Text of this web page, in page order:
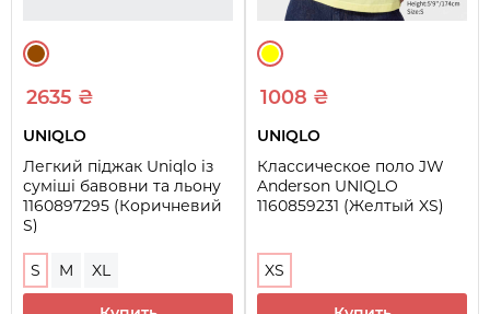
2635 ₴
UNIQLO
Легкий піджак Uniqlo із
суміші бавовни та льону
1160897295 (Коричневий
S)
S M XL
1008 ₴
UNIQLO
Классическое поло JW
Anderson UNIQLO
1160859231 (Желтый XS)
XS